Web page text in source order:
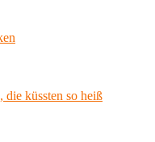
küssten so heiß